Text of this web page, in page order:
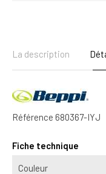
La description
Référence 680367-IYJ
Fiche technique
Couleur